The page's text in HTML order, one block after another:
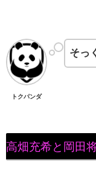
トクパンダ
そっ
高畑充希と岡田